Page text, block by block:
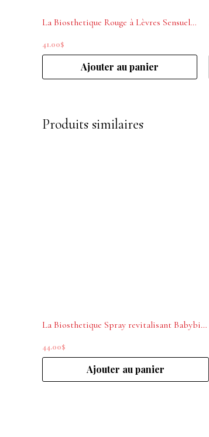
La Biosthetique Rouge à Lèvres Sensuel Mat M405 Magnolia
41.00$
Ajouter au panier
Produits similaires
La Biosthetique Spray revitalisant Babybios 250 ml
44.00$
Ajouter au panier